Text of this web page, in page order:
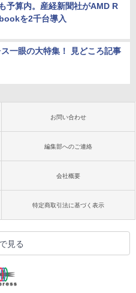
予算内。産経新聞社がAMD R
を2千台導入
一眼の大特集！ 見どころ記事
お問い合わせ
編集部へのご連絡
会社概要
特定商取引法に基づく表示
見る